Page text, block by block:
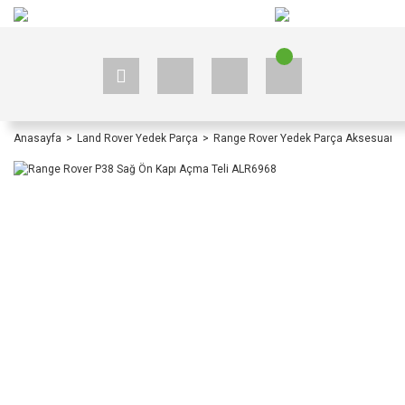
Anasayfa Land Rover Yedek Parça Range Rover Yedek Parça Aksesuar